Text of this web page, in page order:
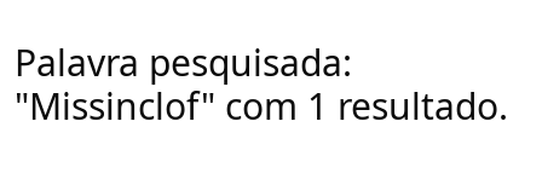
Palavra pesquisada:
"Missinclof" com 1 resultado.